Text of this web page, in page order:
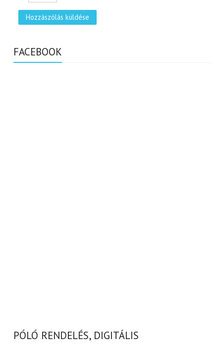
FACEBOOK
PÓLÓ RENDELÉS, DIGITÁLIS